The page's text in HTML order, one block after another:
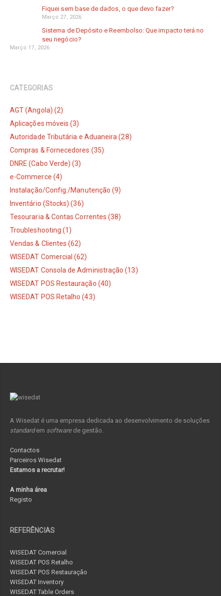
Fiquei sem base de dados, o que devo fazer?
Março 27, 2026
Sistema de Depósito e Reembolso: Que impacto terá no
seu negócio?
Março 17, 2026
CATEGORIAS
AGT (Angola) (2)
Aplicações móveis (3)
Autoridade Tributária e Aduaneira (28)
Compras & Fornecedores (35)
DNRE (Cabo Verde) (3)
e-Commerce (4)
Instalação/Config./Manutenção (9)
Inventário (Stocks) (36)
Tesouraria & Contas Correntes (38)
Troubleshooting (1)
Vendas & Clientes (62)
WISEDAT Comercial (62)
WISEDAT Consola de Administração (13)
WISEDAT POS Restauração (40)
WISEDAT POS Retalho (43)
A Wisedat é uma empresa dedicada ao desenvolvimento de soluções
standardem softwarede gestão.
Contactos
Parceiros Wisedat
Estamos a recrutar!
A minha área
Registo
REFERÊNCIAS
WISEDAT Comercial
WISEDAT POS Retalho
WISEDAT POS Restauração
WISEDAT Inventory
WISEDAT Table Orders